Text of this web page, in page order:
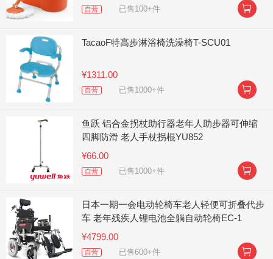
自营 已售100+件 
TacaoF特高步淋浴椅洗澡椅T-SCU01
¥1311.00
自营 已售1000+件 
鱼跃 铝合金拐杖助行器老年人助步器可伸缩
四脚防滑 老人手杖拐棍YU852
¥66.00
自营 已售1000+件 
日本一期一会电动轮椅车老人轻便可折叠代步
车 老年残疾人锂电池全躺自动轮椅EC-1
¥4799.00
自营 已售600+件 